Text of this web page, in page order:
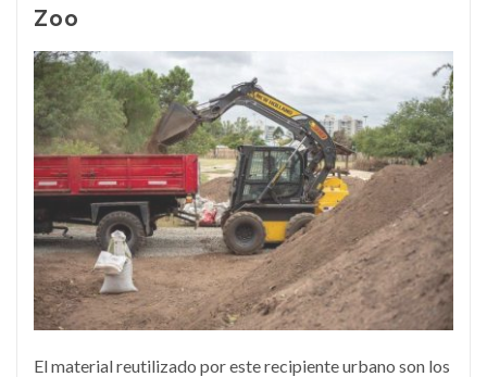
Zoo
El material reutilizado por este recipiente urbano son los